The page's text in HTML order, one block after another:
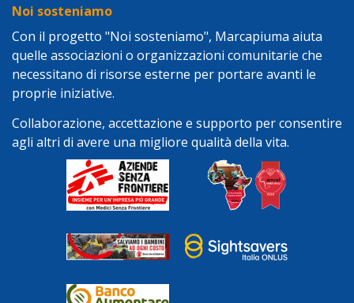
Noi sosteniamo
Con il progetto "Noi sosteniamo", Marcapiuma aiuta
quelle associazioni o organizzazioni comunitarie che
necessitano di risorse esterne per portare avanti le
proprie iniziative.
Collaborazione, accettazione e supporto per consentire
agli altri di avere una migliore qualità della vita.